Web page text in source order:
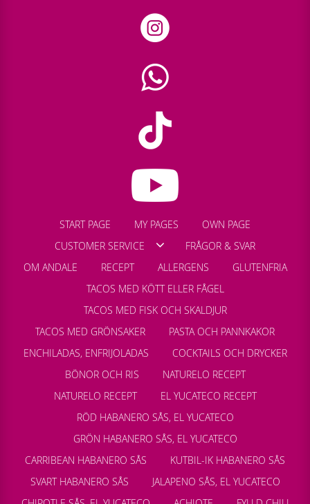
START PAGE MY PAGES
OWN PAGE
CUSTOMER SERVICE
FRÅGOR & SVAR
OM ANDALE
RECEPT ALLERGENS
GLUTENFRIA
TACOS MED KÖTT ELLER FÅGEL
TACOS MED FISK OCH SKALDJUR
TACOS MED GRÖNSAKER
PASTA OCH PANNKAKOR
ENCHILADAS, ENFRIJOLADAS
COCKTAILS OCH DRYCKER
BÖNOR OCH RIS
NATURELO RECEPT
NATURELO RECEPT
EL YUCATECO RECEPT
RÖD HABANERO SÅS, EL YUCATECO
GRÖN HABANERO SÅS, EL YUCATECO
CARRIBEAN HABANERO SÅS
KUTBIL-IK HABANERO SÅS
SVART HABANERO SÅS
JALAPENO SÅS, EL YUCATECO